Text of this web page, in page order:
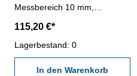
Messbereich 10 mm,
Genauigkeit nach Werksnorm
(20 µm)- mit Preset und
umkehrbarer Messrichtung -
Messbrücke: 63 x 16 mm -
115,20 €*
Lagerbestand: 0
In den Warenkorb